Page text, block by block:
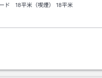
ド 18平米（喫煙）
18平米